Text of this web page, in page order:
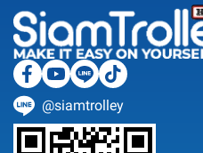
@siamtrolley